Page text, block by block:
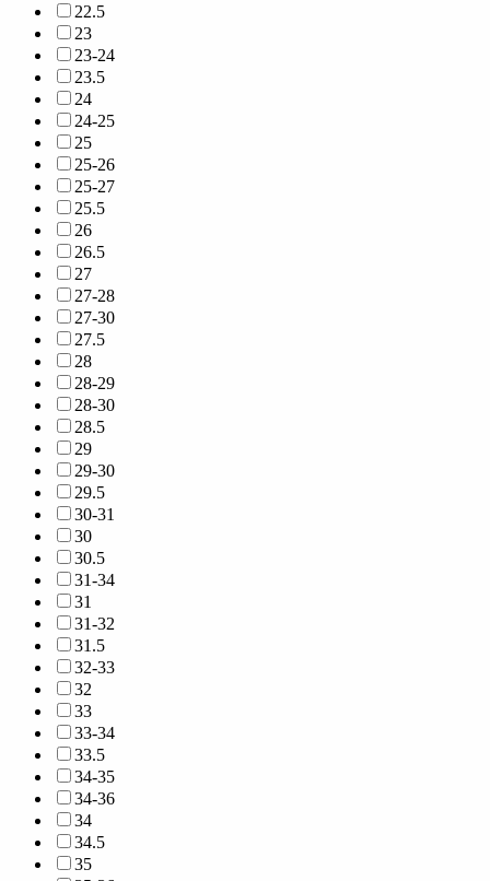
22.5
23
23-24
23.5
24
24-25
25
25-26
25-27
25.5
26
26.5
27
27-28
27-30
27.5
28
28-29
28-30
28.5
29
29-30
29.5
30-31
30
30.5
31-34
31
31-32
31.5
32-33
32
33
33-34
33.5
34-35
34-36
34
34.5
35